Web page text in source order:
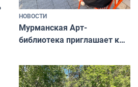
НОВОСТИ
Мурманская Арт-
библиотека приглашает к
и фотографов